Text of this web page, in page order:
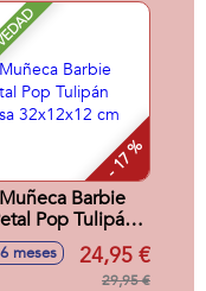
- 17 %
Muñeca Barbie
Pop Tulipán
32x12x12 cm
meses 24,95 €
29,95 €